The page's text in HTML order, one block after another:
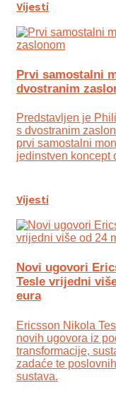
Vijesti
Prvi samostalni
dvostranim
Predstavljen je
s dvostranim
prvi samostalni
jedinstven koncept
Vijesti
Novi ugovori
Tesle vrijedni
eura
Ericsson Nikola
novih ugovora iz
transformacije,
zadaće te
sustava.